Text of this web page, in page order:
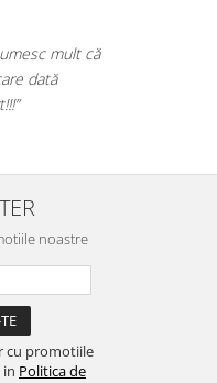
mult că
dată
noastre
cu promotiile
Politica de